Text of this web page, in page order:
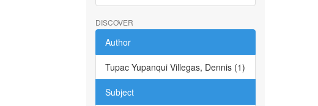
DISCOVER
Author
Tupac Yupanqui Villegas, Dennis (1)
Subject